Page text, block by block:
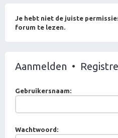
Je hebt niet de juiste
forum te lezen.
Aanmelden •
Gebruikersnaam:
Wachtwoord: